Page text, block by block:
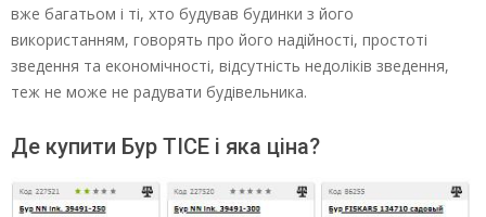
вже багатьом і ті, хто будував будинки з його
використанням, говорять про його надійності, простоті
зведення та економічності, відсутність недоліків зведення,
теж не може не радувати будівельника.
Де купити Бур ТІСЕ і яка ціна?